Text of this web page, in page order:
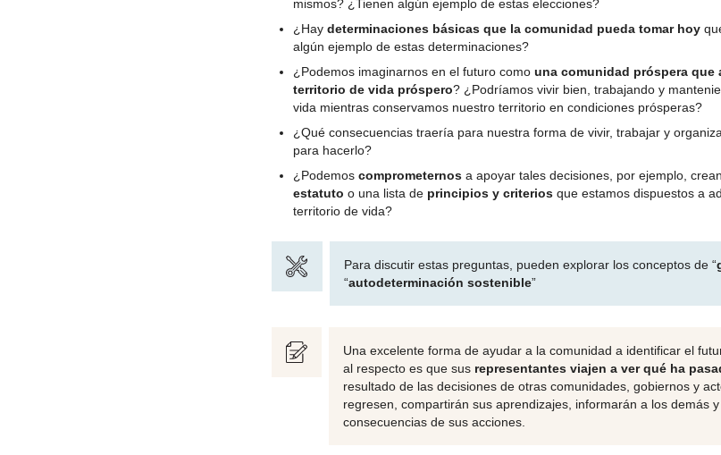
mismos? ¿Tienen algún ejemplo de estas elecciones?
¿Hay determinaciones básicas que la comunidad pueda tomar hoy
algún ejemplo de estas determinaciones?
¿Podemos imaginarnos en el futuro como una comunidad próspera que
territorio de vida próspero? ¿Podríamos vivir bien, trabajando y
vida mientras conservamos nuestro territorio en condiciones prósperas?
¿Qué consecuencias traería para nuestra forma de vivir, trabajar y
para hacerlo?
¿Podemos comprometernos a apoyar tales decisiones, por ejemplo,
estatuto o una lista de principios y criterios que estamos dispuestos a
territorio de vida?
Para discutir estas preguntas, pueden explorar los conceptos de “
“autodeterminación sostenible”
Una excelente forma de ayudar a la comunidad a identificar el
al respecto es que sus representantes viajen a ver qué ha
resultado de las decisiones de otras comunidades, gobiernos y
regresen, compartirán sus aprendizajes, informarán a los demás
consecuencias de sus acciones.